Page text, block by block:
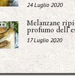
24 Luglio 2020
Melanzane
profumo
17 Luglio 2020